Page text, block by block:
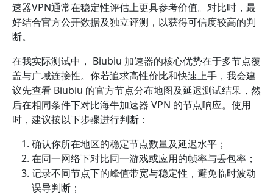
速器VPN通常在稳定性评估上更具参考价值。对比时，最
好结合官方公开数据及独立评测，以获得可信度较高的判
断。
在我实际测试中， Biubiu 加速器的核心优势在于多节点覆
盖与广域连接性。你若追求高性价比和快速上手，我会建
议先查看 Biubiu 的官方节点分布地图及延迟测试结果，然
后在相同条件下对比海牛加速器 VPN 的节点响应。使用
时，建议按以下步骤进行判断：
确认你所在地区的稳定节点数量及延迟水平；
在同一网络下对比同一游戏或应用的帧率与丢包率；
记录不同节点下的峰值带宽与稳定性，避免临时波动
误导判断；